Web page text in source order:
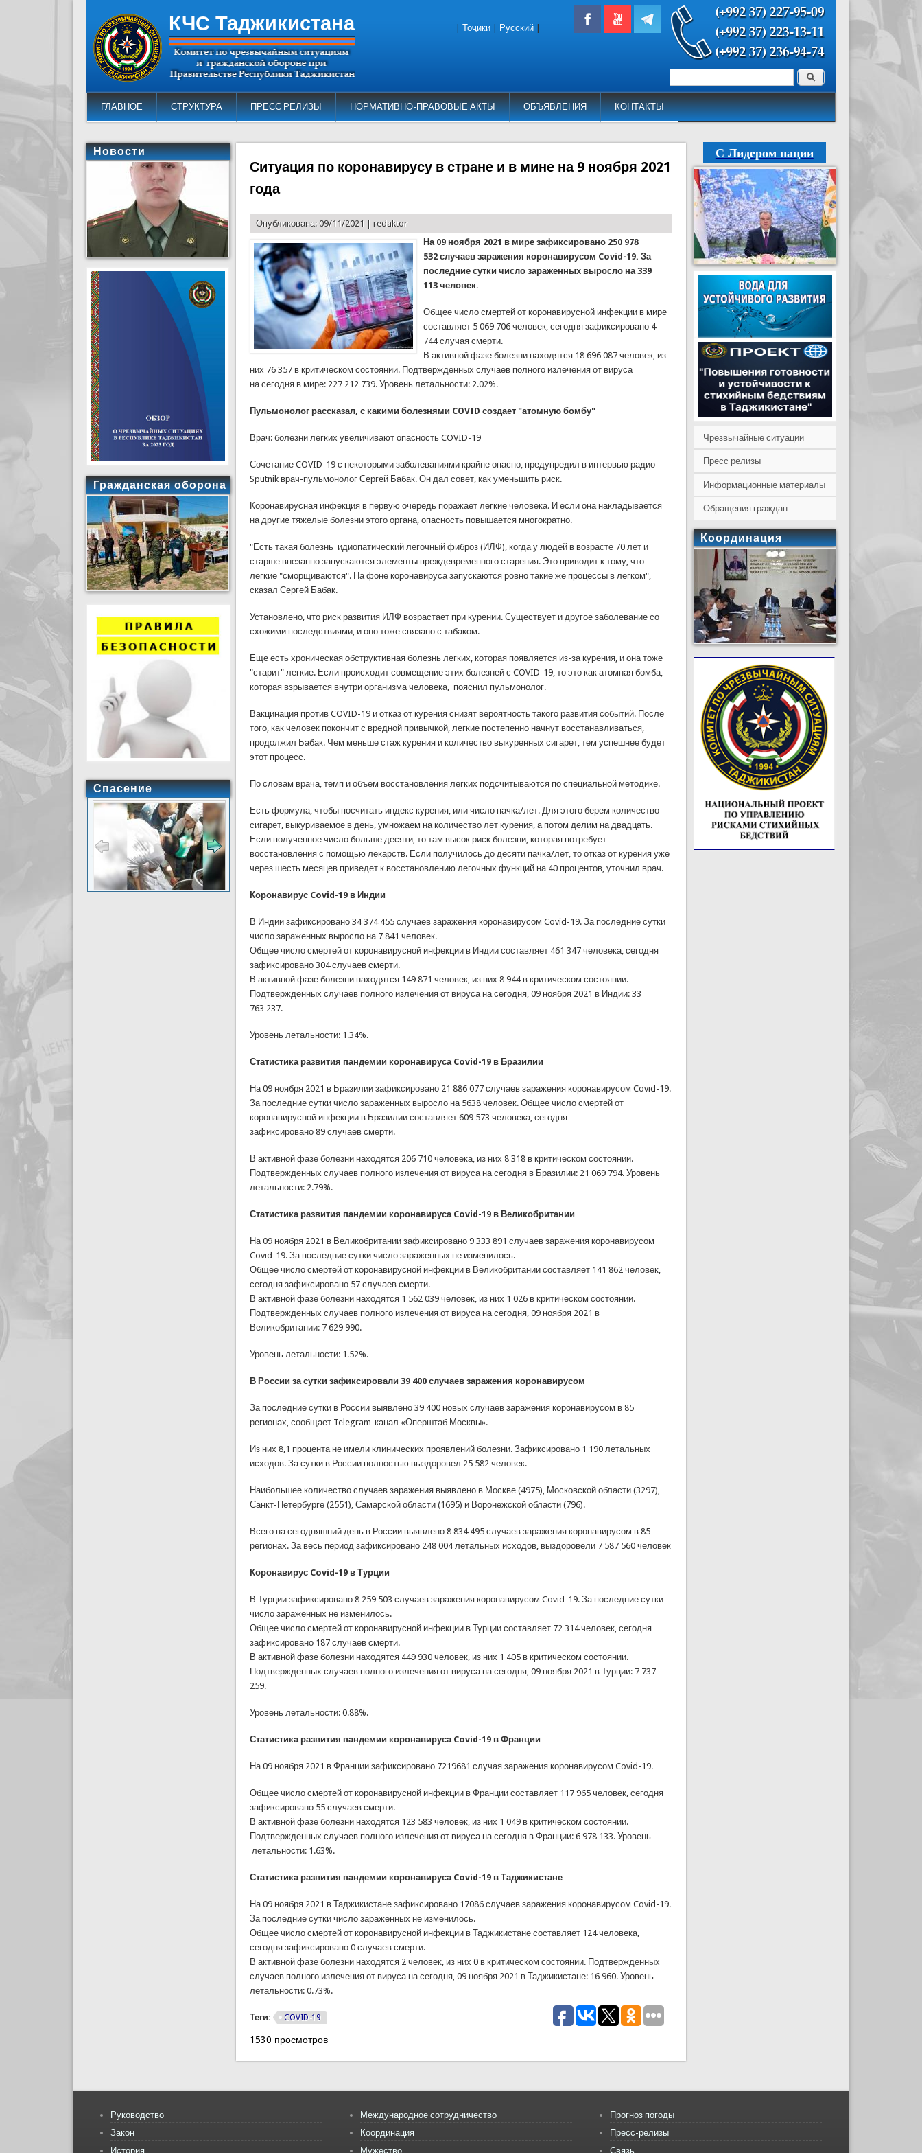
КЧС Таджикистана
ГЛАВНОЕ СТРУКТУРА ПРЕСС РЕЛИЗЫ НОРМАТИВНО-ПРАВОВЫЕ АКТЫ ОБЪЯВЛЕНИЯ КОНТАКТЫ
Форма поиска Поиск
Тоҷикӣ Русский
Ситуация по коронавирусу в стране и в мине на 9 ноября 2021
года
Опубликована: 09/11/2021 |redaktor
На 09 ноября 2021 в мире зафиксировано 250 978
532 случаев заражения коронавирусом Covid-19. За
последние сутки число зараженных выросло на 339
113 человек.
Общее число смертей от коронавирусной инфекции в мире
составляет 5 069 706 человек, сегодня зафиксировано 4
744 случая смерти.
В активной фазе болезни находятся 18 696 087 человек, из
них 76 357 в критическом состоянии. Подтвержденных случаев полного излечения от вируса
на сегодня в мире: 227 212 739. Уровень летальности: 2.02%.
Пульмонолог рассказал, с какими болезнями COVID создает "атомную бомбу"
Врач: болезни легких увеличивают опасность COVID-19
Сочетание COVID-19 с некоторыми заболеваниями крайне опасно, предупредил в интервью радио
Sputnik врач-пульмонолог Сергей Бабак. Он дал совет, как уменьшить риск.
Коронавирусная инфекция в первую очередь поражает легкие человека. И если она накладывается
на другие тяжелые болезни этого органа, опасность повышается многократно.
"Есть такая болезнь идиопатический легочный фиброз (ИЛФ), когда у людей в возрасте 70 лет и
старше внезапно запускаются элементы преждевременного старения. Это приводит к тому, что
легкие "сморщиваются". На фоне коронавируса запускаются ровно такие же процессы в легком",
сказал Сергей Бабак.
Установлено, что риск развития ИЛФ возрастает при курении. Существует и другое заболевание со
схожими последствиями, и оно тоже связано с табаком.
Еще есть хроническая обструктивная болезнь легких, которая появляется из-за курения, и она тоже
"старит" легкие. Если происходит совмещение этих болезней с COVID-19, то это как атомная бомба,
которая взрывается внутри организма человека, пояснил пульмонолог.
Вакцинация против COVID-19 и отказ от курения снизят вероятность такого развития событий. После
того, как человек покончит с вредной привычкой, легкие постепенно начнут восстанавливаться,
продолжил Бабак. Чем меньше стаж курения и количество выкуренных сигарет, тем успешнее будет
этот процесс.
По словам врача, темп и объем восстановления легких подсчитываются по специальной методике.
Есть формула, чтобы посчитать индекс курения, или число пачка/лет. Для этого берем количество
сигарет, выкуриваемое в день, умножаем на количество лет курения, а потом делим на двадцать.
Если полученное число больше десяти, то там высок риск болезни, которая потребует
восстановления с помощью лекарств. Если получилось до десяти пачка/лет, то отказ от курения уже
через шесть месяцев приведет к восстановлению легочных функций на 40 процентов, уточнил врач.
Коронавирус Covid-19 в Индии
В Индии зафиксировано 34 374 455 случаев заражения коронавирусом Covid-19. За последние сутки
число зараженных выросло на 7 841 человек.
Общее число смертей от коронавирусной инфекции в Индии составляет 461 347 человека, сегодня
зафиксировано 304 случаев смерти.
В активной фазе болезни находятся 149 871 человек, из них 8 944 в критическом состоянии.
Подтвержденных случаев полного излечения от вируса на сегодня, 09 ноября 2021 в Индии: 33
763 237.
Уровень летальности: 1.34%.
Статистика развития пандемии коронавируса Covid-19 в Бразилии
На 09 ноября 2021 в Бразилии зафиксировано 21 886 077 случаев заражения коронавирусом Covid-19.
За последние сутки число зараженных выросло на 5638 человек. Общее число смертей от
коронавирусной инфекции в Бразилии составляет 609 573 человека, сегодня
зафиксировано 89 случаев смерти.
В активной фазе болезни находятся 206 710 человека, из них 8 318 в критическом состоянии.
Подтвержденных случаев полного излечения от вируса на сегодня в Бразилии: 21 069 794. Уровень
летальности: 2.79%.
Статистика развития пандемии коронавируса Covid-19 в Великобритании
На 09 ноября 2021 в Великобритании зафиксировано 9 333 891 случаев заражения коронавирусом
Covid-19. За последние сутки число зараженных не изменилось.
Общее число смертей от коронавирусной инфекции в Великобритании составляет 141 862 человек,
сегодня зафиксировано 57 случаев смерти.
В активной фазе болезни находятся 1 562 039 человек, из них 1 026 в критическом состоянии.
Подтвержденных случаев полного излечения от вируса на сегодня, 09 ноября 2021 в
Великобритании: 7 629 990.
Уровень летальности: 1.52%.
В России за сутки зафиксировали 39 400 случаев заражения коронавирусом
За последние сутки в России выявлено 39 400 новых случаев заражения коронавирусом в 85
регионах, сообщает Telegram-канал «Оперштаб Москвы».
Из них 8,1 процента не имели клинических проявлений болезни. Зафиксировано 1 190 летальных
исходов. За сутки в России полностью выздоровел 25 582 человек.
Наибольшее количество случаев заражения выявлено в Москве (4975), Московской области (3297),
Санкт-Петербурге (2551), Самарской области (1695) и Воронежской области (796).
Всего на сегодняшний день в России выявлено 8 834 495 случаев заражения коронавирусом в 85
регионах. За весь период зафиксировано 248 004 летальных исходов, выздоровели 7 587 560 человек
Коронавирус Covid-19 в Турции
В Турции зафиксировано 8 259 503 случаев заражения коронавирусом Covid-19. За последние сутки
число зараженных не изменилось.
Общее число смертей от коронавирусной инфекции в Турции составляет 72 314 человек, сегодня
зафиксировано 187 случаев смерти.
В активной фазе болезни находятся 449 930 человек, из них 1 405 в критическом состоянии.
Подтвержденных случаев полного излечения от вируса на сегодня, 09 ноября 2021 в Турции: 7 737
259.
Уровень летальности: 0.88%.
Статистика развития пандемии коронавируса Covid-19 в Франции
На 09 ноября 2021 в Франции зафиксировано 7219681 случая заражения коронавирусом Covid-19.
Общее число смертей от коронавирусной инфекции в Франции составляет 117 965 человек, сегодня
зафиксировано 55 случаев смерти.
В активной фазе болезни находятся 123 583 человек, из них 1 049 в критическом состоянии.
Подтвержденных случаев полного излечения от вируса на сегодня в Франции: 6 978 133. Уровень
летальности: 1.63%.
Статистика развития пандемии коронавируса Covid-19 в Таджикистане
На 09 ноября 2021 в Таджикистане зафиксировано 17086 случаев заражения коронавирусом Covid-19.
За последние сутки число зараженных не изменилось.
Общее число смертей от коронавирусной инфекции в Таджикистане составляет 124 человека,
сегодня зафиксировано 0 случаев смерти.
В активной фазе болезни находятся 2 человек, из них 0 в критическом состоянии. Подтвержденных
случаев полного излечения от вируса на сегодня, 09 ноября 2021 в Таджикистане: 16 960. Уровень
летальности: 0.73%.
Теги: COVID-19
1530 просмотров
Новости
Гражданская оборона
Спасение
С Лидером нации
Чрезвычайные ситуации
Пресс релизы
Информационные материалы
Обращения граждан
Координация
Руководство
Закон
История
Международное сотрудничество
Координация
Мужество
Прогноз погоды
Пресс-релизы
Связь